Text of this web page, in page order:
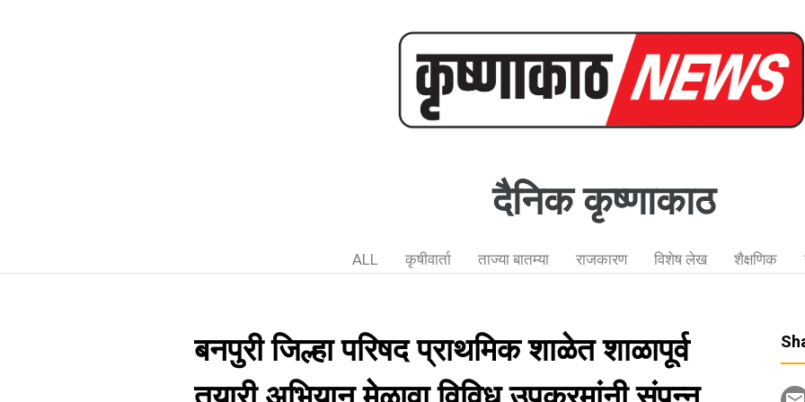
दैनिक कृष्णाकाठ
ALL कृषीवार्ता ताज्या बातम्या राजकारण विशेष लेख शैक्षणिक
बनपुरी जिल्हा परिषद प्राथमिक शाळेत शाळापूर्व